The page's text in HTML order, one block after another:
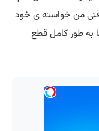
وقتی من خواسته ی خود
به طور کامل قطع